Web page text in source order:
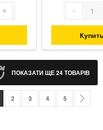
Купить
ПОКАЗАТИ ЩЕ 24 ТОВАРІВ
currently reading page
Страница
2 Страница
3 Страница
4 Страница
5